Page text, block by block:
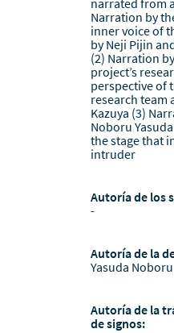
Narration by
inner voice of
by Neji Pijin
(2) Narration
project’s
perspective of
research team
Kazuya (3)
Noboru
the stage that
intruder
Autoría de los
-
Autoría de la
Yasuda Noboru
Autoría de la
de signos: